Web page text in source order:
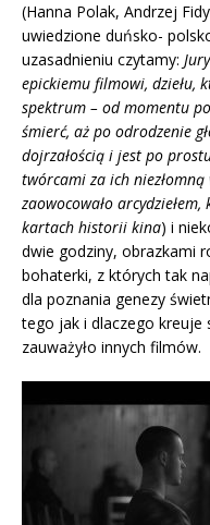
(Hanna Polak, Andrzej
uwiedzione duńsko-
uzasadnieniu czytamy:
epickiemu filmowi, dziełu,
spektrum – od momentu
śmierć, aż po odrodzenie
dojrzałością i jest po
twórcami za ich
zaowocowało
kartach historii kina) i
dwie godziny, obrazkami
bohaterki, z których tak
dla poznania genezy
tego jak i dlaczego
zauważyło innych filmów.